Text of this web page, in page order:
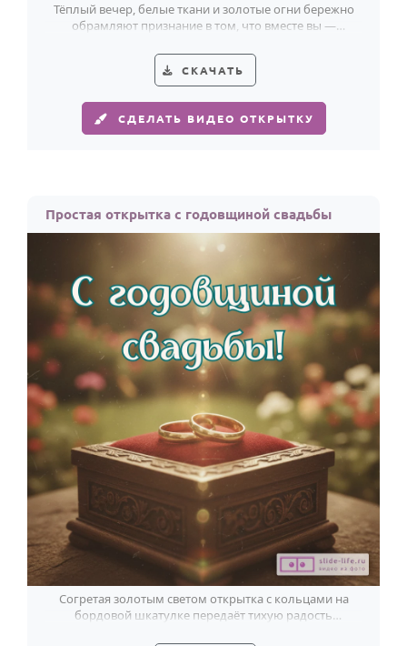
Тёплый вечер, белые ткани и золотые огни бережно
обрамляют признание в том, что вместе вы —
СКАЧАТЬ
СДЕЛАТЬ ВИДЕО ОТКРЫТКУ
Простая открытка с годовщиной свадьбы
Согретая золотым светом открытка с кольцами на
бордовой шкатулке передаёт тихую радость